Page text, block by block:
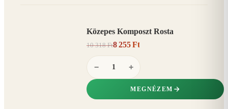
Közepes Komposzt Rosta
10 318 Ft8 255 Ft
− +
MEGNÉZEM